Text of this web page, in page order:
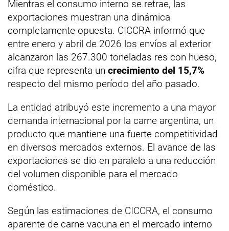
Mientras el consumo interno se retrae, las
exportaciones muestran una dinámica
completamente opuesta. CICCRA informó que
entre enero y abril de 2026 los envíos al exterior
alcanzaron las 267.300 toneladas res con hueso,
cifra que representa un crecimiento del 15,7%
respecto del mismo período del año pasado.
La entidad atribuyó este incremento a una mayor
demanda internacional por la carne argentina, un
producto que mantiene una fuerte competitividad
en diversos mercados externos. El avance de las
exportaciones se dio en paralelo a una reducción
del volumen disponible para el mercado
doméstico.
Según las estimaciones de CICCRA, el consumo
aparente de carne vacuna en el mercado interno